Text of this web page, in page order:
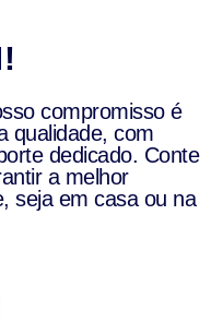
compromisso é
qualidade, com
dedicado. Conte
a melhor
seja em casa ou na